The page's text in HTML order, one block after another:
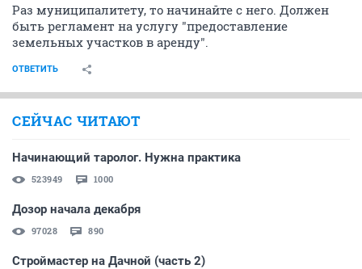
Раз муниципалитету, то начинайте с него. Должен
быть регламент на услугу "предоставление
земельных участков в аренду".
ОТВЕТИТЬ
СЕЙЧАС ЧИТАЮТ
Начинающий таролог. Нужна практика
523949 1000
Дозор начала декабря
97028 890
Строймастер на Дачной (часть 2)